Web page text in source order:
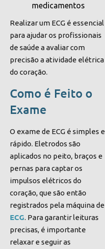
medicamentos
Realizar um ECG é essencial
para ajudar os profissionais
de saúde a avaliar com
precisão a atividade elétrica
do coração.
Como é Feito o
Exame
O exame de ECG é simples e
rápido. Eletrodos são
aplicados no peito, braços e
pernas para captar os
impulsos elétricos do
coração, que são então
registrados pela máquina de
ECG. Para garantir leituras
precisas, é importante
relaxar e seguir as